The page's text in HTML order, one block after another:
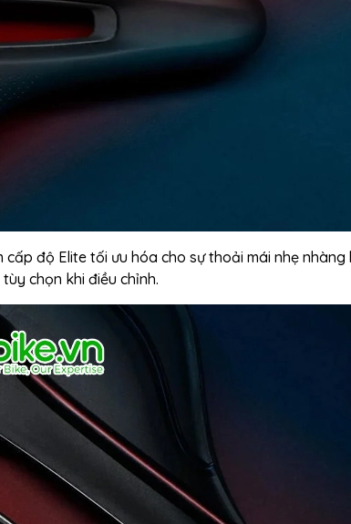
độ Elite tối ưu hóa cho sự thoải mái nhẹ nhàng
chọn khi điều chỉnh.